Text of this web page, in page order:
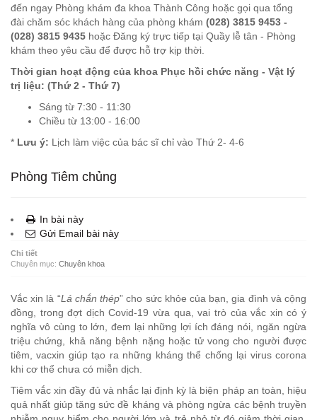
đến ngay Phòng khám đa khoa Thành Công hoặc gọi qua tổng
đài chăm sóc khách hàng của phòng khám (028) 3815 9453 -
(028) 3815 9435 hoặc Đăng ký trực tiếp tại Quầy lễ tân - Phòng
khám theo yêu cầu để được hỗ trợ kịp thời.
Thời gian hoạt động của khoa Phục hồi chức năng - Vật lý
trị liệu: (Thứ 2 - Thứ 7)
Sáng từ 7:30 - 11:30
Chiều từ 13:00 - 16:00
* Lưu ý: Lịch làm việc của bác sĩ chỉ vào Thứ 2- 4-6
Phòng Tiêm chủng
In bài này
Gửi Email bài này
Chi tiết
Chuyên mục: Chuyên khoa
Vắc xin là “Lá chắn thép” cho sức khỏe của bạn, gia đình và cộng
đồng, trong đợt dịch Covid-19 vừa qua, vai trò của vắc xin có ý
nghĩa vô cùng to lớn, đem lại những lợi ích đáng nói, ngăn ngừa
triệu chứng, khả năng bệnh nặng hoặc tử vong cho người được
tiêm, vacxin giúp tạo ra những kháng thể chống lại virus corona
khi cơ thể chưa có miễn dịch.
Tiêm vắc xin đầy đủ và nhắc lại định kỳ là biện pháp an toàn, hiệu
quả nhất giúp tăng sức đề kháng và phòng ngừa các bệnh truyền